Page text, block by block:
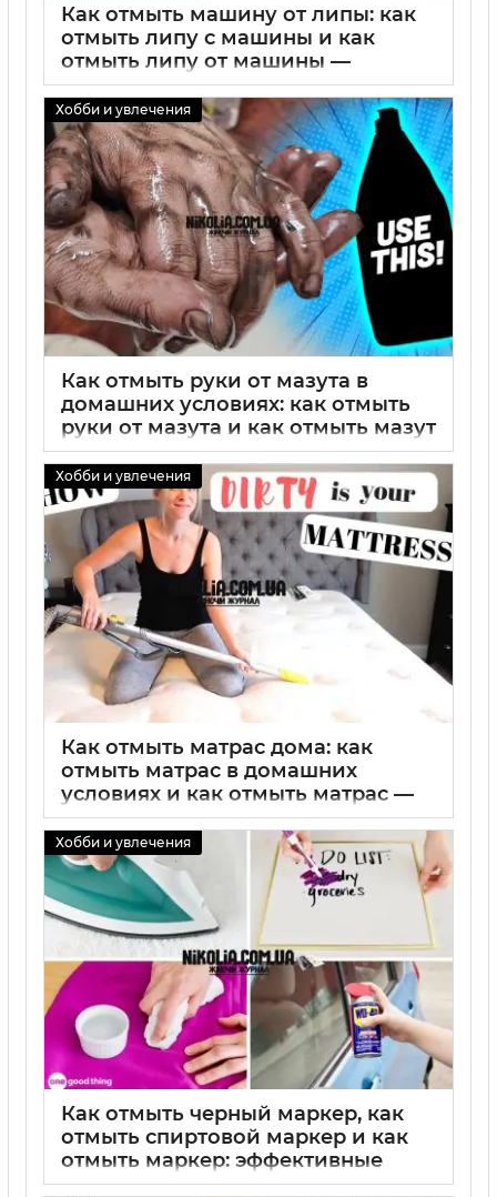
Как отмыть машину от липы: как
отмыть липу с машины и как
отмыть липу от машины —
лучшие способы удаления
липкого налета с кузова
02 09 2025 0
Хобби и увлечения
Как отмыть руки от мазута в
домашних условиях: как отмыть
руки от мазута и как отмыть мазут
с рук
02 09 2025 0
Хобби и увлечения
Как отмыть матрас дома: как
отмыть матрас в домашних
условиях и как отмыть матрас —
эффективные методы очистки
02 09 2025 0
Хобби и увлечения
Как отмыть черный маркер, как
отмыть спиртовой маркер и как
отмыть маркер: эффективные
методы удаления пятен